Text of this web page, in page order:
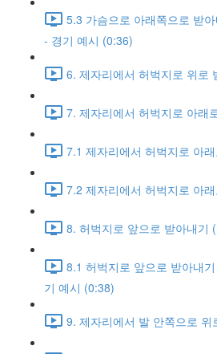
5.3 가슴으로 아래쪽으로 받
- 경기 예시 (0:36)
6. 제자리에서 허벅지로 위로
7. 제자리에서 허벅지로 아래
7.1 제자리에서 허벅지로 아
7.2 제자리에서 허벅지로 아
8. 허벅지로 앞으로 받아내기
8.1 허벅지로 앞으로 받아내
기 예시 (0:38)
9. 제자리에서 발 안쪽으로 위